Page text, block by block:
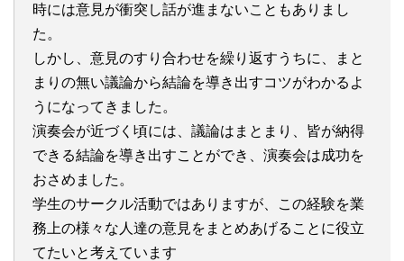
時には意見が衝突し話が進まないこともありまし
た。
しかし、意見のすり合わせを繰り返すうちに、まと
まりの無い議論から結論を導き出すコツがわかるよ
うになってきました。
演奏会が近づく頃には、議論はまとまり、皆が納得
できる結論を導き出すことができ、演奏会は成功を
おさめました。
学生のサークル活動ではありますが、この経験を業
務上の様々な人達の意見をまとめあげることに役立
てたいと考えています